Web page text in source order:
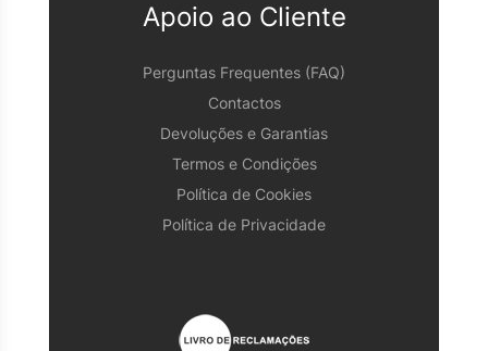
Apoio ao Cliente
Perguntas Frequentes (FAQ)
Contactos
Devoluções e Garantias
Termos e Condições
Política de Cookies
Política de Privacidade